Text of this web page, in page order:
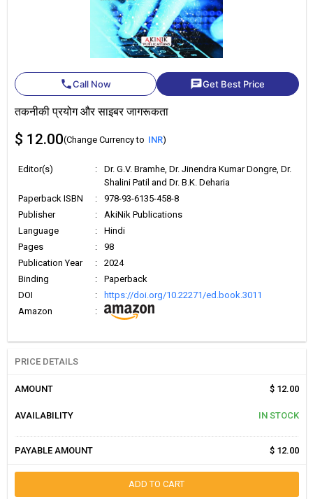
phoneCall Now chatGet Best Price
तकनीकी प्रयोग और साइबर जागरूकता
$ 12.00(Change Currency to INR)
Editor(s) :
Dr. G.V. Bramhe, Dr. Jinendra Kumar Dongre, Dr.
Shalini Patil and Dr. B.K. Deharia
Paperback ISBN
:
978-93-6135-458-8
Publisher
:
AkiNik Publications
Language
:
Hindi
Pages
:
98
Publication Year
:
2024
Binding
:
Paperback
DOI
:
https://doi.org/10.22271/ed.book.3011
Amazon
:
PRICE DETAILS
AMOUNT $ 12.00
AVAILABILITY IN STOCK
PAYABLE AMOUNT $ 12.00
ADD TO CART